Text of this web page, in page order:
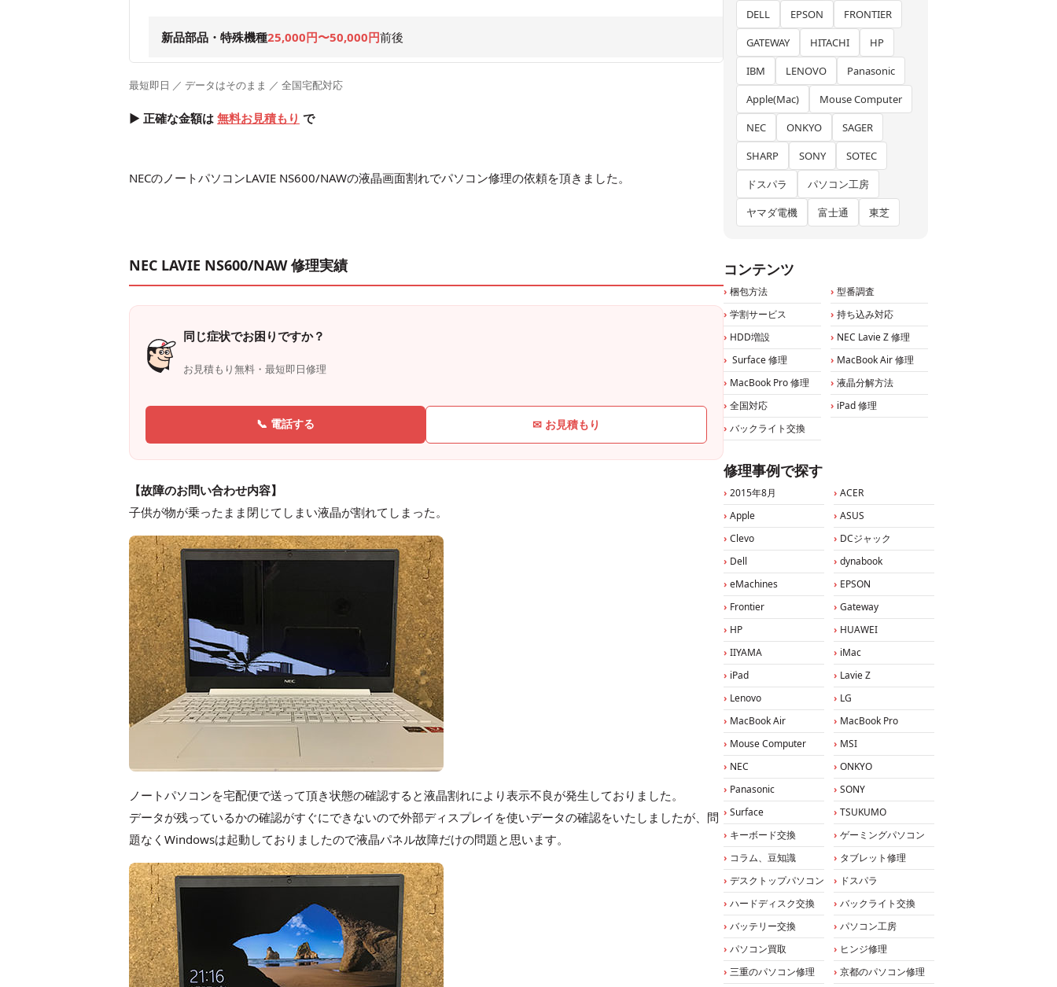
新品部品・特殊機種25,000円〜50,000円前後
最短即日 ／ データはそのまま ／ 全国宅配対応
▶ 正確な金額は 無料お見積もり で
NECのノートパソコンLAVIE NS600/NAWの液晶画面割れでパソコン修理の依頼を頂きました。
NEC LAVIE NS600/NAW 修理実績
同じ症状でお困りですか？
お見積もり無料・最短即日修理
📞 電話する ✉ お見積もり
【故障のお問い合わせ内容】
子供が物が乗ったまま閉じてしまい液晶が割れてしまった。
ノートパソコンを宅配便で送って頂き状態の確認すると液晶割れにより表示不良が発生しておりました。
データが残っているかの確認がすぐにできないので外部ディスプレイを使いデータの確認をいたしましたが、問
題なくWindowsは起動しておりましたので液晶パネル故障だけの問題と思います。
DELL
EPSON
FRONTIER
GATEWAY
HITACHI
HP
IBM
LENOVO
Panasonic
Apple(Mac)
Mouse Computer
NEC
ONKYO
SAGER
SHARP
SONY
SOTEC
ドスパラ
パソコン工房
ヤマダ電機
富士通 東芝
コンテンツ
梱包方法
型番調査
学割サービス
持ち込み対応
HDD増設
NEC Lavie Z 修理
Surface 修理
MacBook Air 修理
MacBook Pro 修理
液晶分解方法
全国対応
iPad 修理
バックライト交換
修理事例で探す
2015年8月
ACER
Apple
ASUS
Clevo
DCジャック
Dell
dynabook
eMachines
EPSON
Frontier
Gateway
HP
HUAWEI
IIYAMA
iMac
iPad
Lavie Z
Lenovo
LG
MacBook Air
MacBook Pro
Mouse Computer
MSI
NEC
ONKYO
Panasonic
SONY
Surface
TSUKUMO
キーボード交換
ゲーミングパソコン
コラム、豆知識
タブレット修理
デスクトップパソコン
ドスパラ
ハードディスク交換
バックライト交換
バッテリー交換
パソコン工房
パソコン買取
ヒンジ修理
三重のパソコン修理
京都のパソコン修理